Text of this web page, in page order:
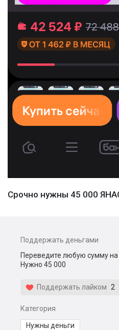
Срочно нужны 45 000
Поддержать деньгами
Переведите любую сумму на
Нужно 45 000
Поддержать лайком 2
Категория
Нужны деньги